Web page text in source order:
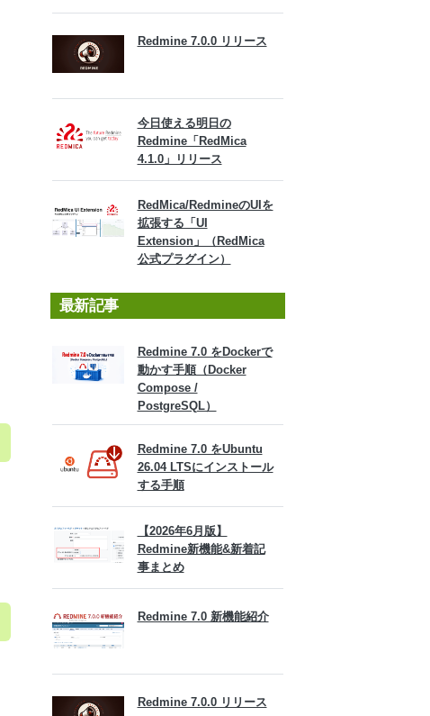
Redmine 7.0.0 リリース
今日使える明日の
Redmine「RedMica
4.1.0」リリース
RedMica/RedmineのUIを
拡張する「UI
Extension」（RedMica
公式プラグイン）
最新記事
Redmine 7.0 をDockerで
動かす手順（Docker
Compose /
PostgreSQL）
Redmine 7.0 をUbuntu
26.04 LTSにインストール
する手順
【2026年6月版】
Redmine新機能&新着記
事まとめ
Redmine 7.0 新機能紹介
Redmine 7.0.0 リリース